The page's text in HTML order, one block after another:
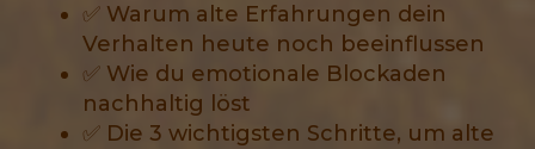
✅ Warum alte Erfahrungen dein
Verhalten heute noch beeinflussen
✅ Wie du emotionale Blockaden
nachhaltig löst
✅ Die 3 wichtigsten Schritte, um alte